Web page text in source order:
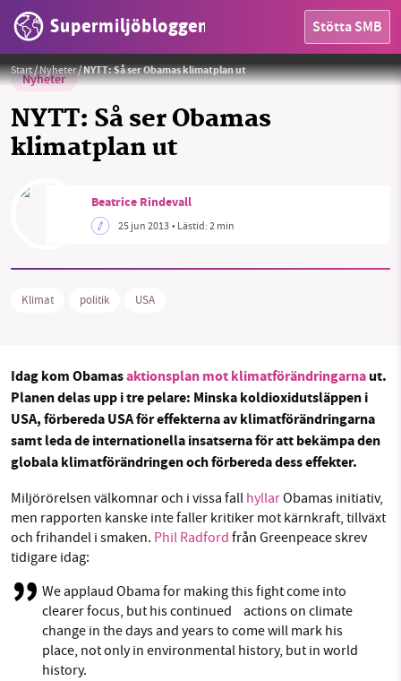
Supermiljöbloggen Stötta SMB
OMRÅDEN
MILJÖFAKTA
Sök Sparade inlägg Tipsa oss
BlueSky
Start/Nyheter/NYTT: Så ser Obamas klimatplan ut
Nyheter
NYTT: Så ser Obamas
klimatplan ut
Beatrice Rindevall
25 jun 2013• Lästid:2 min
Klimat politik USA
Idag kom Obamasaktionsplan mot klimatförändringarnaut.
Planen delas upp i tre pelare: Minska koldioxidutsläppen i
USA, förbereda USA för effekterna av klimatförändringarna
samt leda de internationella insatserna för att bekämpa den
globala klimatförändringen och förbereda dess effekter.
Miljörörelsen välkomnar och i vissa fall hyllarObamas initiativ,
men rapporten kanske inte faller kritiker mot kärnkraft, tillväxt
och frihandel i smaken. Phil Radford från Greenpeace skrev
tidigare idag:
We applaud Obama for making this fight come into
clearer focus, but his continued actions on climate
change in the days and years to come will mark his
place, not only in environmental history, but in world
history.
SMB kämpar för en hållbar framtid. Sedan
starten 2010 har vår ideella redaktion drivit
miljödebatten framåt genom
nyhetsbevakning och granskningar. Nu vill vi
utveckla vårt arbete – och vi hoppas att du
vill hjälpa oss.
Stötta vårt arbete genom att swisha en slant till